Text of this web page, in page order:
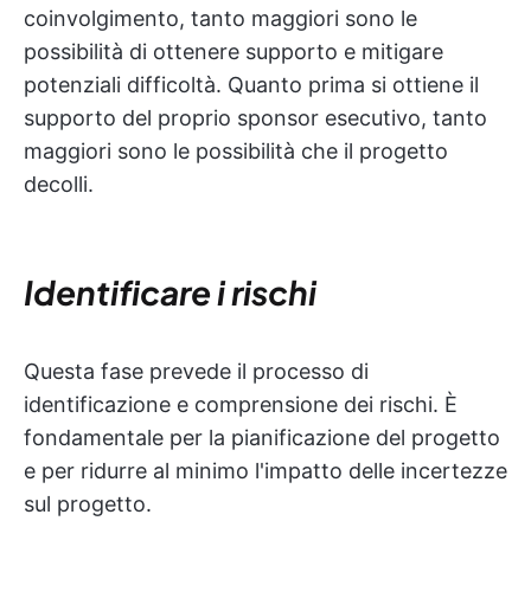
coinvolgimento, tanto maggiori sono le
possibilità di ottenere supporto e mitigare
potenziali difficoltà. Quanto prima si ottiene il
supporto del proprio sponsor esecutivo, tanto
maggiori sono le possibilità che il progetto
decolli.
Identificare i rischi
Questa fase prevede il processo di
identificazione e comprensione dei rischi. È
fondamentale per la pianificazione del progetto
e per ridurre al minimo l'impatto delle incertezze
sul progetto.